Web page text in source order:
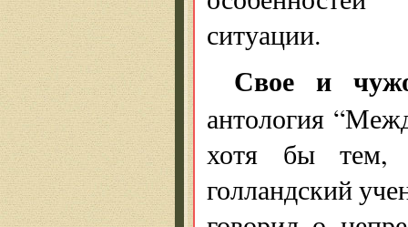
ситуации.
Свое и
антология
хотя бы тем,
голландский